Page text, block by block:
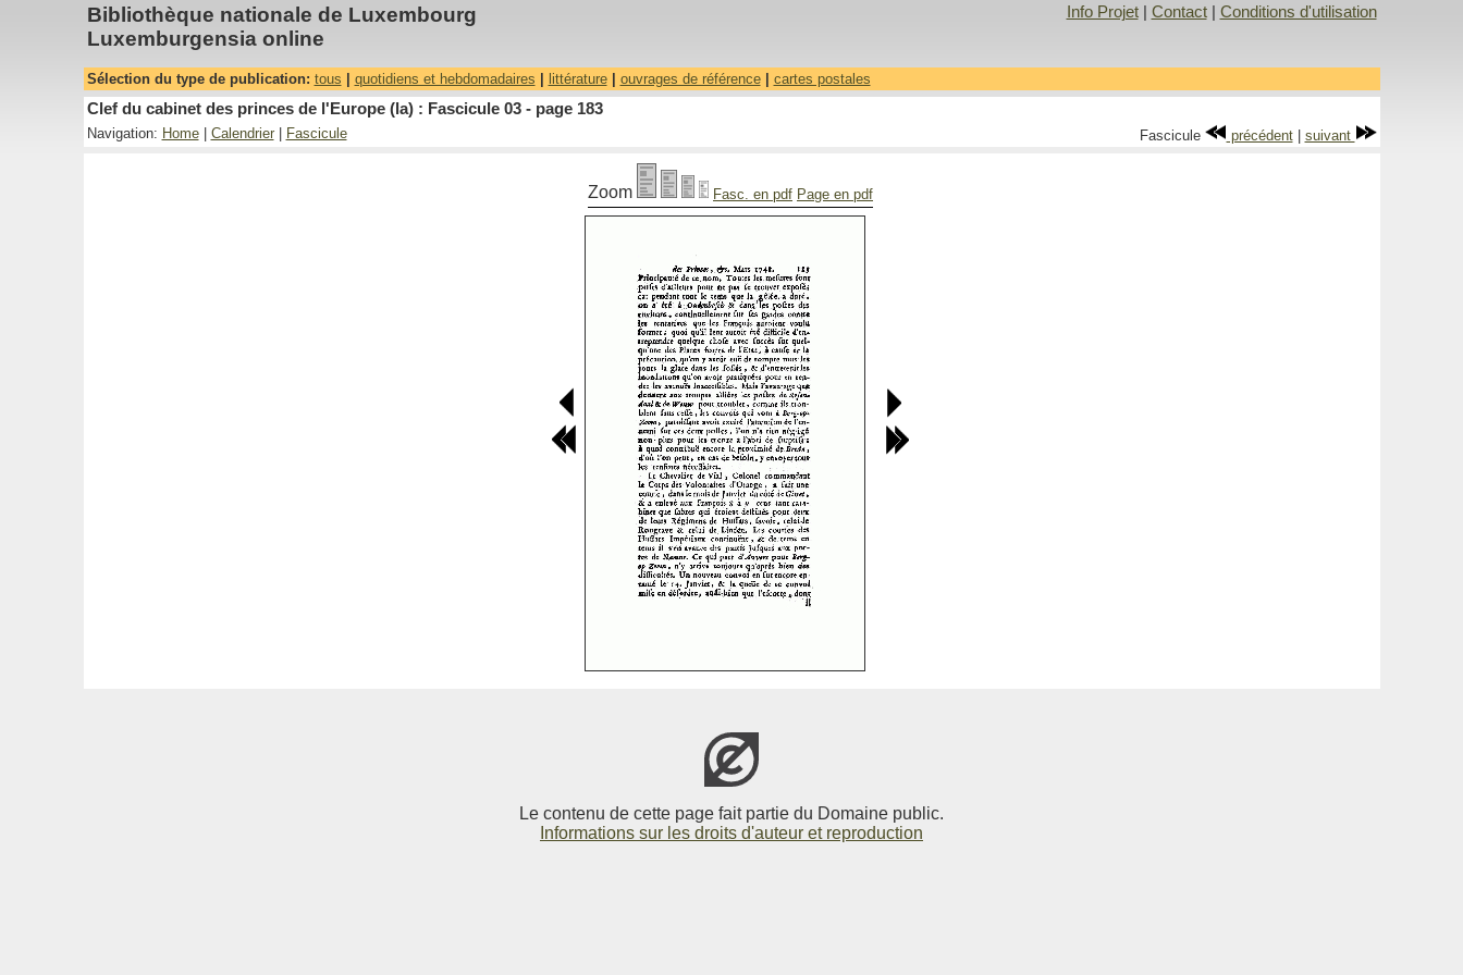
Bibliothèque nationale de Luxembourg
Luxemburgensia online
Info Projet| Contact| Conditions d'utilisation
Sélection du type de publication: tous quotidiens et hebdomadaires littérature| ouvrages de référence| cartes postales
Clef du cabinet des princes de l'Europe (la) : Fascicule 03 - page 183
Navigation: Home| Calendrier| Fascicule Fascicule précédent| suivant
Zoom Fasc. en pdf Page en pdf
Le contenu de cette page fait partie du Domaine public.
Informations sur les droits d'auteur et reproduction